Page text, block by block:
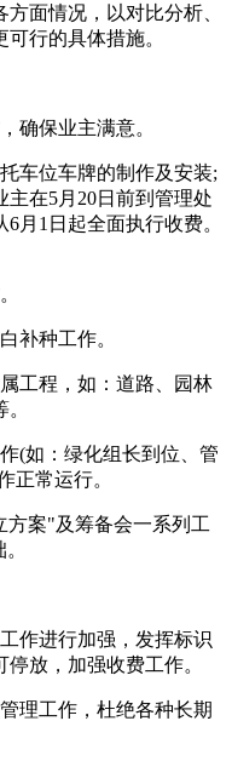
面情况，以对比分析、
行的具体措施。
确保业主满意。
车位车牌的制作及安装;
在5月20日前到管理处
月1日起全面执行收费。
补种工作。
工程，如：道路、园林
(如：绿化组长到位、管
正常运行。
方案"及筹备会一系列工
作进行加强，发挥标识
放，加强收费工作。
理工作，杜绝各种长期